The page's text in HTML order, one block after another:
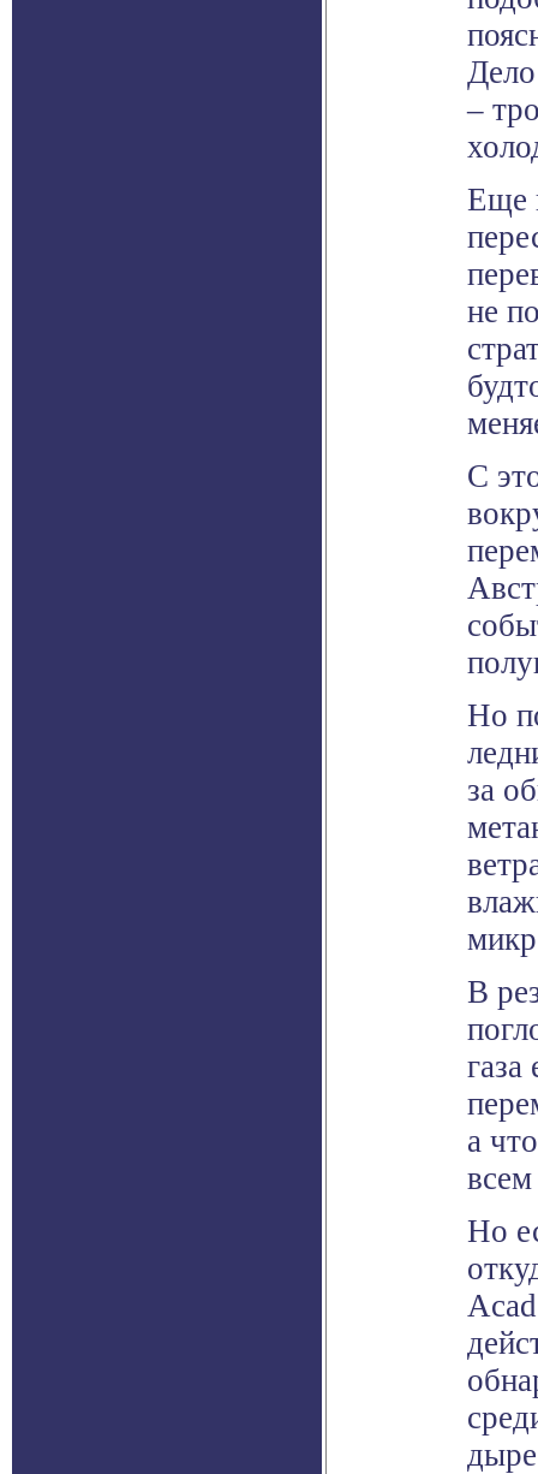
–
Еще
не
С
Но
за
В
газа
а
всем
Но